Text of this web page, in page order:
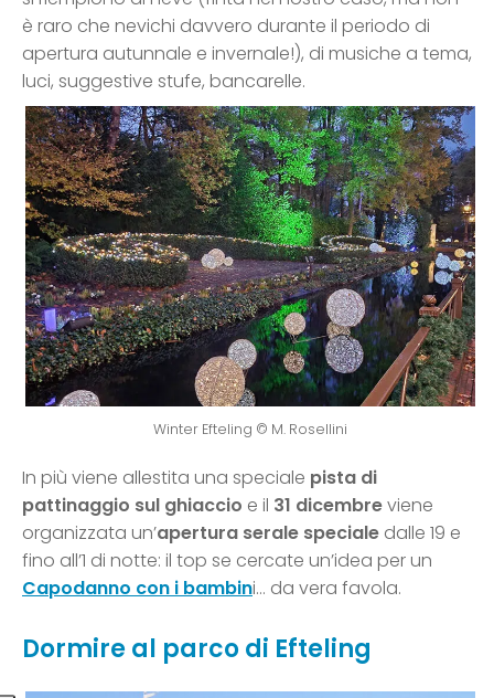
è raro che nevichi davvero durante il periodo di
apertura autunnale e invernale!), di musiche a tema,
luci, suggestive stufe, bancarelle.
Winter Efteling © M. Rosellini
In più viene allestita una speciale pista di
pattinaggio sul ghiaccio e il 31 dicembreviene
organizzata un’apertura serale speciale dalle 19 e
fino all’1 di notte: il top se cercate un’idea per un
Capodanno con i bambini… da vera favola.
Dormire al parco di Efteling